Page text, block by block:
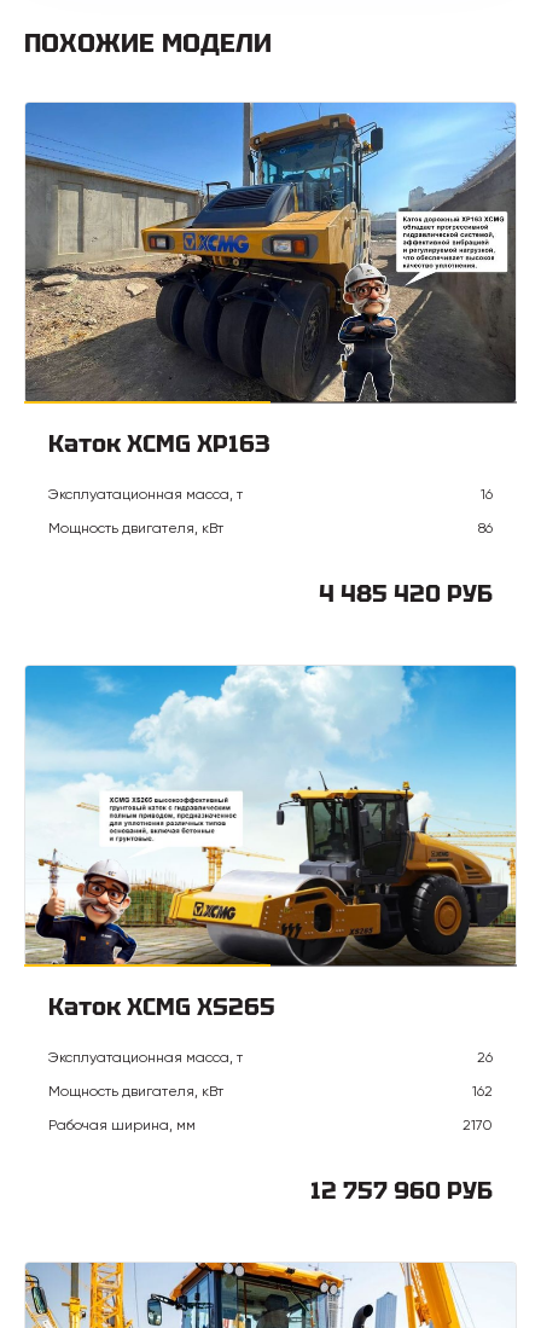
ПОХОЖИЕ МОДЕЛИ
Каток XCMG XP163
Эксплуатационная масса, т
16
Мощность двигателя, кВт
86
4 485 420 РУБ
Каток XCMG XS265
Эксплуатационная масса, т
26
Мощность двигателя, кВт
162
Рабочая ширина, мм
2170
12 757 960 РУБ